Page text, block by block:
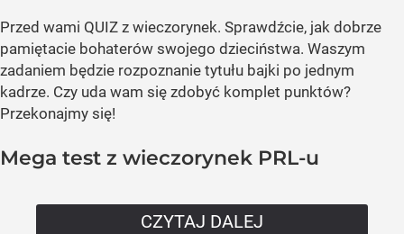
Przed wami QUIZ z wieczorynek. Sprawdźcie, jak dobrze
pamiętacie bohaterów swojego dzieciństwa. Waszym
zadaniem będzie rozpoznanie tytułu bajki po jednym
kadrze. Czy uda wam się zdobyć komplet punktów?
Przekonajmy się!
Mega test z wieczorynek PRL-u
CZYTAJ DALEJ